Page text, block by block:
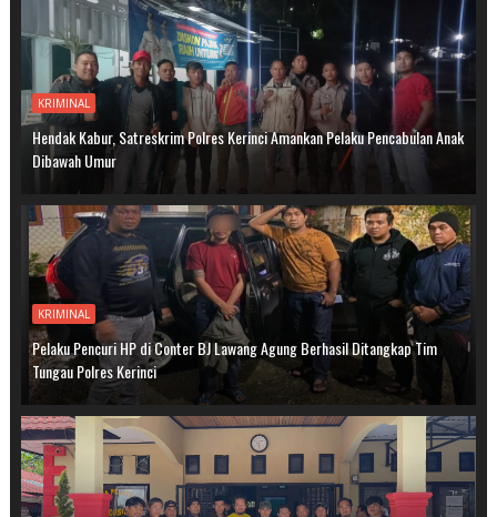
KRIMINAL
Hendak Kabur, Satreskrim Polres Kerinci Amankan Pelaku Pencabulan Anak
Dibawah Umur
KRIMINAL
Pelaku Pencuri HP di Conter BJ Lawang Agung Berhasil Ditangkap Tim
Tungau Polres Kerinci